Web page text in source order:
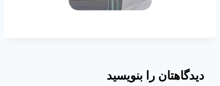
دیدگاهتان را بنویسید